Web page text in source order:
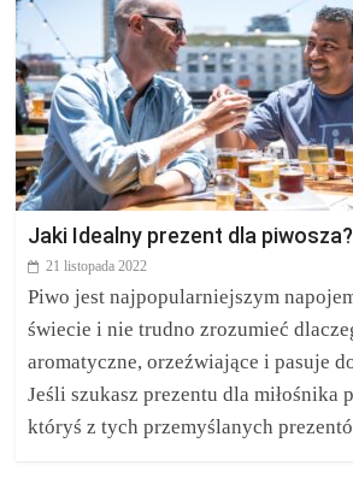
Jaki Idealny prezent dla piwosza?
21 listopada 2022
Piwo jest najpopularniejszym
świecie i nie trudno zrozumieć
aromatyczne, orzeźwiające i pasuje
Jeśli szukasz prezentu dla miłośnika
któryś z tych przemyślanych